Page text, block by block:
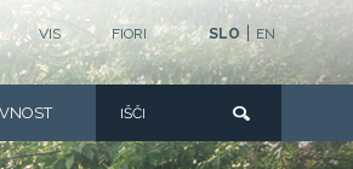
SLO EN
VIS FIORI